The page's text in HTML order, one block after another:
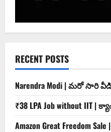
RECENT POSTS
Narendra Modi | మ‌రో
₹38 LPA Job without IIT |
Amazon Great Freedom